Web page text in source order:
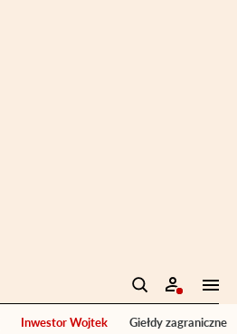
Inwestor Wojtek Giełdy zagraniczne